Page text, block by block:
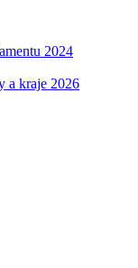
2024
a kraje 2026